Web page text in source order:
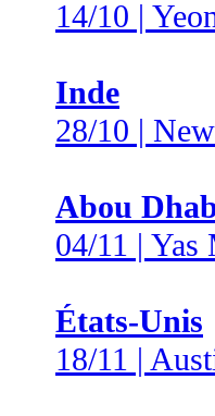
14/10 |
Inde
28/10 |
Abou
04/11 | Yas
États-Unis
18/11 |